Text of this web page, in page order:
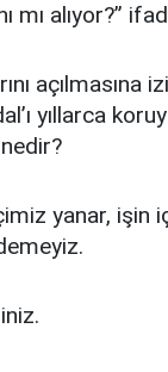
mı alıyor?”
açılmasına
yıllarca
yanar, işin